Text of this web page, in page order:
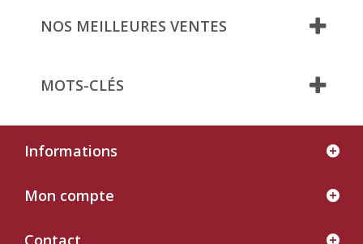
NOS MEILLEURES VENTES
MOTS-CLÉS
Informations
Mon compte
Contact